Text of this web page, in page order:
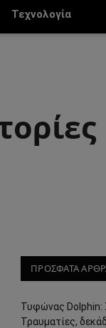
Τεχνολογία
ΠΡΟΣΦΑΤΑ
Τυφώνας Dolphin:
Τραυματίες,